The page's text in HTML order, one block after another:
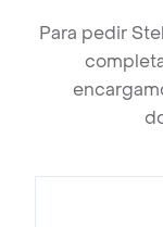
Para pedir